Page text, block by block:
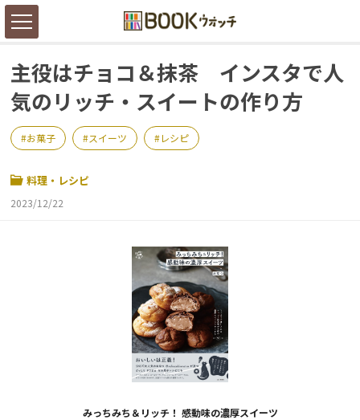
主役はチョコ＆抹茶 インスタで人
気のリッチ・スイートの作り方
お菓子 スイーツ レシピ
料理・レシピ
2023/12/22
みっちみち＆リッチ！ 感動味の濃厚スイーツ